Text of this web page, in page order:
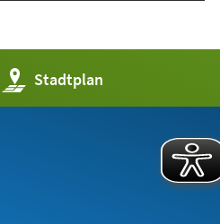
Stadtplan
(Öffnet
in
einem